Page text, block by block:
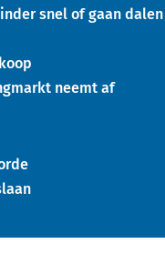
snel of gaan dalen
neemt af